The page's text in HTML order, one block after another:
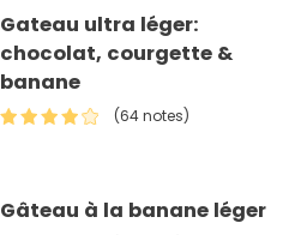
Gateau ultra léger:
chocolat, courgette &
banane
(64 notes)
Gâteau à la banane léger